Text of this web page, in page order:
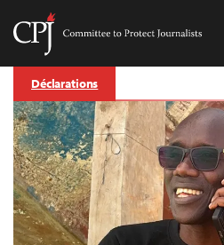
Skip
content
Committee
Journalists
Déclarations